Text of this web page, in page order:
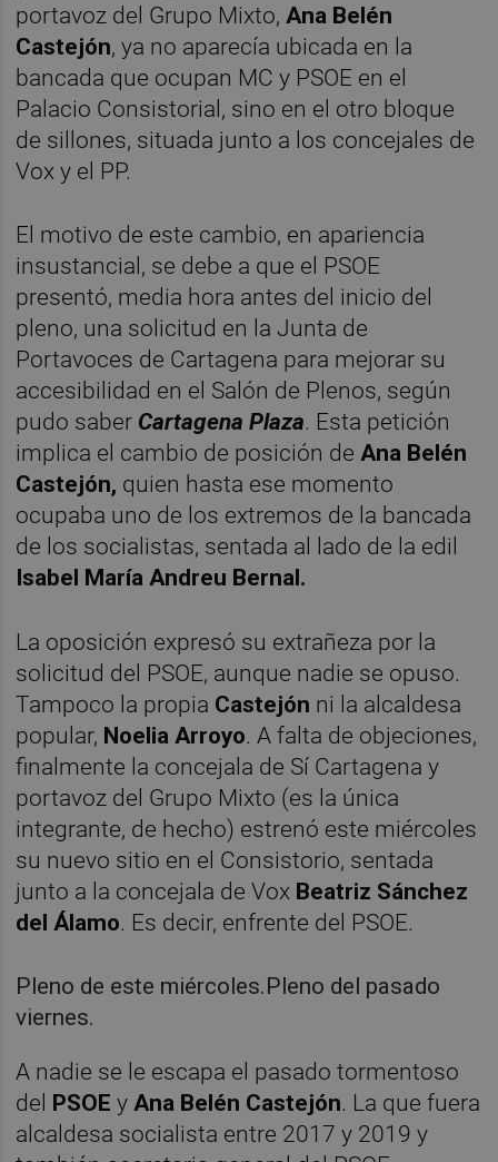
portavoz del Grupo Mixto,Ana Belén
Castejón, ya no aparecía ubicada en la
bancada que ocupan MC y PSOE en el
Palacio Consistorial, sino en el otro bloque
de sillones, situada junto a los concejales de
Vox y el PP.
El motivo de este cambio, en apariencia
insustancial, se debe a que el PSOE
presentó, media hora antes del inicio del
pleno, una solicitud en la Junta de
Portavoces de Cartagena para mejorar su
accesibilidad en el Salón de Plenos, según
pudo saber Cartagena Plaza. Esta petición
implica el cambio de posición deAna Belén
Castejón, quien hasta ese momento
ocupaba uno de los extremos de la bancada
de los socialistas, sentada al lado de la edil
Isabel María Andreu Bernal.
La oposición expresó su extrañeza por la
solicitud del PSOE, aunque nadie se opuso.
Tampoco la propia Castejón ni la alcaldesa
popular, Noelia Arroyo. A falta de objeciones,
finalmente la concejala de Sí Cartagena y
portavoz del Grupo Mixto (es la única
integrante, de hecho) estrenó este miércoles
su nuevo sitio en el Consistorio, sentada
junto a la concejala de Vox Beatriz Sánchez
del Álamo. Es decir, enfrente del PSOE.
Pleno de este miércoles.Pleno del pasado
viernes.
A nadie se le escapa el pasado tormentoso
del PSOEy Ana Belén Castejón. La que fuera
alcaldesa socialista entre 2017 y 2019 y